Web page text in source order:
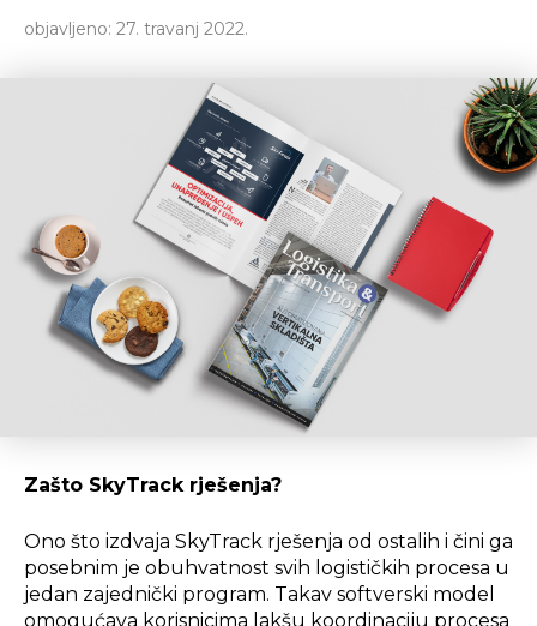
objavljeno: 27. travanj 2022.
Zašto SkyTrack rješenja?
Ono što izdvaja SkyTrack rješenja od ostalih i čini ga
posebnim je obuhvatnost svih logističkih procesa u
jedan zajednički program. Takav softverski model
omogućava korisnicima lakšu koordinaciju procesa